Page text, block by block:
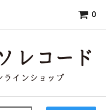
0